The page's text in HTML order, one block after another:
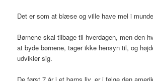
Det er som at blæse og ville have mel i
Børnene skal tilbage til hverdagen, men den
at byde børnene, tager ikke hensyn til, og
udvikler sig.